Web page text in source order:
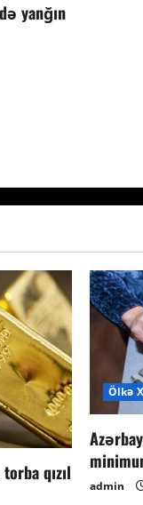
yanğın
qızıl
Ölkə
admin